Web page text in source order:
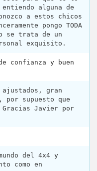
alguna de
a estos chicos
pongo TODA
se trata de un
exquisito.
confianza y buen
gran
supuesto que
Javier por
del 4x4 y
como en